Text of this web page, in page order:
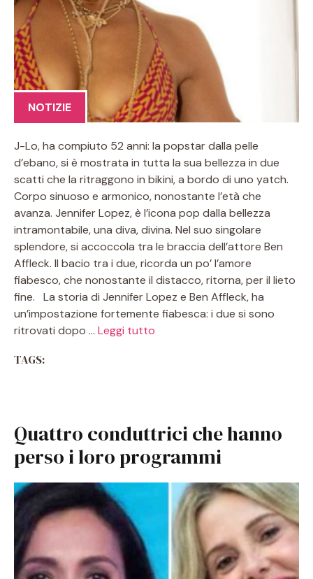
NOTIZIE
J-Lo, ha compiuto 52 anni: la popstar dalla pelle
d’ebano, si è mostrata in tutta la sua bellezza in due
scatti che la ritraggono in bikini, a bordo di uno yatch.
Corpo sinuoso e armonico, nonostante l’età che
avanza. Jennifer Lopez, è l’icona pop dalla bellezza
intramontabile, una diva, divina. Nel suo singolare
splendore, si accoccola tra le braccia dell’attore Ben
Affleck. Il bacio tra i due, ricorda un po’ l’amore
fiabesco, che nonostante il distacco, ritorna, per il lieto
fine. La storia di Jennifer Lopez e Ben Affleck, ha
un’impostazione fortemente fiabesca: i due si sono
ritrovati dopo … Leggi tutto
TAGS:
Quattro conduttrici che hanno
perso i loro programmi